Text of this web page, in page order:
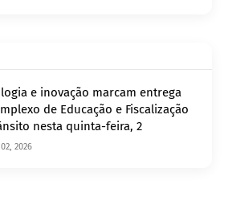
e inovação marcam entrega
de Educação e Fiscalização
nesta quinta-feira, 2
02, 2026